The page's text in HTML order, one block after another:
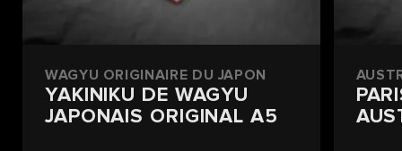
WAGYU ORIGINAIRE DU JAPON
YAKINIKU DE WAGYU
JAPONAIS ORIGINAL A5